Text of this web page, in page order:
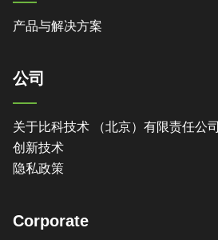
产品与解决方案
公司
关于比科技术 （北京）有限责任公司
创新技术
隐私政策
Corporate